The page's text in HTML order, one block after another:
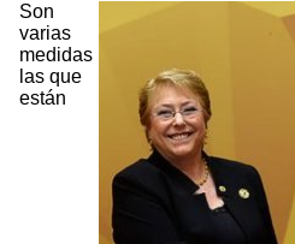
Son
varias
medidas
las que
están